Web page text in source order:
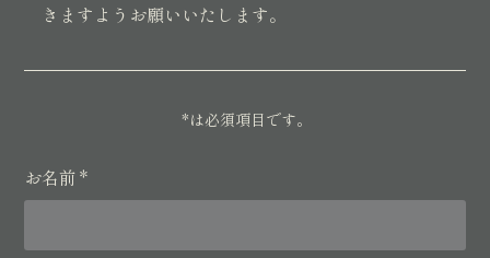
きますようお願いいたします。
*は必須項目です。
お名前*